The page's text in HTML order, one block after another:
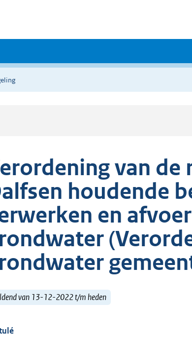
van de
houdende
en
van 13-12-2022 t/m heden